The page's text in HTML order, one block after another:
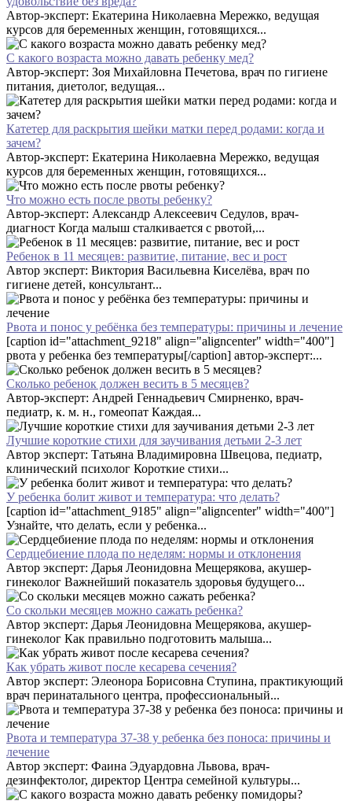
Автор-эксперт: Екатерина Николаевна Мережко, ведущая
курсов для беременных женщин, готовящихся...
С какого возраста можно давать ребенку мед?
Автор-эксперт: Зоя Михайловна Печетова, врач по гигиене
питания, диетолог, ведущая...
Катетер для раскрытия шейки матки перед родами: когда и
зачем?
Автор-эксперт: Екатерина Николаевна Мережко, ведущая
курсов для беременных женщин, готовящихся...
Что можно есть после рвоты ребенку?
Автор-эксперт: Александр Алексеевич Седулов, врач-
диагност Когда малыш сталкивается с рвотой,...
Ребенок в 11 месяцев: развитие, питание, вес и рост
Автор эксперт: Виктория Васильевна Киселёва, врач по
гигиене детей, консультант...
Рвота и понос у ребёнка без температуры: причины и лечение
[caption id="attachment_9218" align="aligncenter" width="400"]
рвота у ребенка без температуры[/caption] автор-эксперт:...
Сколько ребенок должен весить в 5 месяцев?
Автор-эксперт: Андрей Геннадьевич Смирненко, врач-
педиатр, к. м. н., гомеопат Каждая...
Лучшие короткие стихи для заучивания детьми 2-3 лет
Автор эксперт: Татьяна Владимировна Швецова, педиатр,
клинический психолог Короткие стихи...
У ребенка болит живот и температура: что делать?
[caption id="attachment_9185" align="aligncenter" width="400"]
Узнайте, что делать, если у ребенка...
Сердцебиение плода по неделям: нормы и отклонения
Автор эксперт: Дарья Леонидовна Мещерякова, акушер-
гинеколог Важнейший показатель здоровья будущего...
Со скольки месяцев можно сажать ребенка?
Автор эксперт: Дарья Леонидовна Мещерякова, акушер-
гинеколог Как правильно подготовить малыша...
Как убрать живот после кесарева сечения?
Автор эксперт: Элеонора Борисовна Ступина, практикующий
врач перинатального центра, профессиональный...
Рвота и температура 37-38 у ребенка без поноса: причины и
лечение
Автор эксперт: Фаина Эдуардовна Львова, врач-
дезинфектолог, директор Центра семейной культуры...